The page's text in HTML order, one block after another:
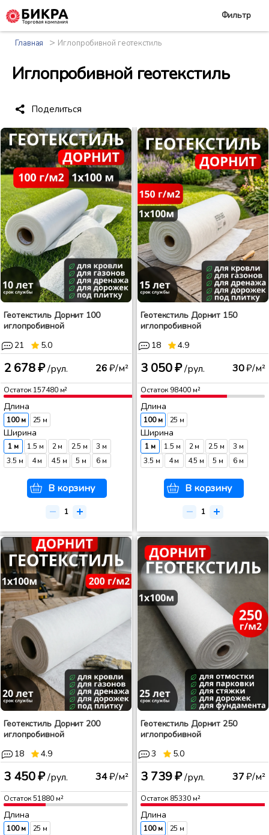
Главная > Иглопробивной геотекстиль
Иглопробивной геотекстиль
Поделиться
Фильтр
Геотекстиль Дорнит 100
иглопробивной
21
5.0
2 678 ₽/рул. 26₽/м²
Остаток 157480м²
Длина
100 м 25 м
Ширина
1 м 1.5 м 2 м 2.5 м
3 м
3.5 м
4 м 4.5 м 5 м 6 м
В корзину
Геотекстиль Дорнит 150
иглопробивной
18
4.9
3 050 ₽/рул. 30₽/м²
Остаток 98400м²
Длина
100 м 25 м
Ширина
1 м 1.5 м 2 м 2.5 м
3 м
3.5 м
4 м 4.5 м 5 м 6 м
В корзину
Геотекстиль Дорнит 200
иглопробивной
18
4.9
3 450 ₽/рул. 34₽/м²
Остаток51880м²
Длина
100 м 25 м
Геотекстиль Дорнит 250
иглопробивной
3
5.0
3 739 ₽/рул. 37₽/м²
Остаток 85330м²
Длина
100 м 25 м